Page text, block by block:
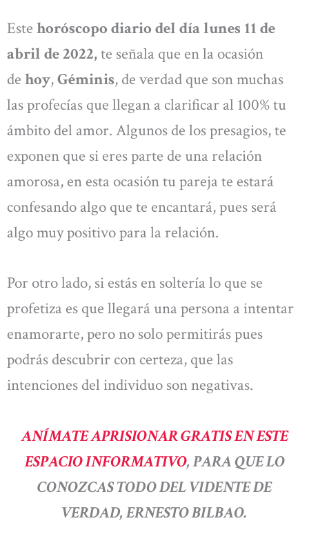
Este horóscopo diario del día lunes 11 de
abril de 2022,te señala que en la ocasión
de hoy,Géminis, de verdad que son muchas
las profecías que llegan a clarificar al 100% tu
ámbito del amor. Algunos de los presagios, te
exponen que si eres parte de una relación
amorosa, en esta ocasión tu pareja te estará
confesando algo que te encantará, pues será
algo muy positivo para la relación.
Por otro lado, si estás en soltería lo que se
profetiza es que llegará una persona a intentar
enamorarte, pero no solo permitirás pues
podrás descubrir con certeza, que las
intenciones del individuo son negativas.
ANÍMATE APRISIONAR GRATIS EN ESTE
ESPACIO INFORMATIVO, PARA QUE LO
CONOZCAS TODO DEL VIDENTE DE
VERDAD, ERNESTO BILBAO.